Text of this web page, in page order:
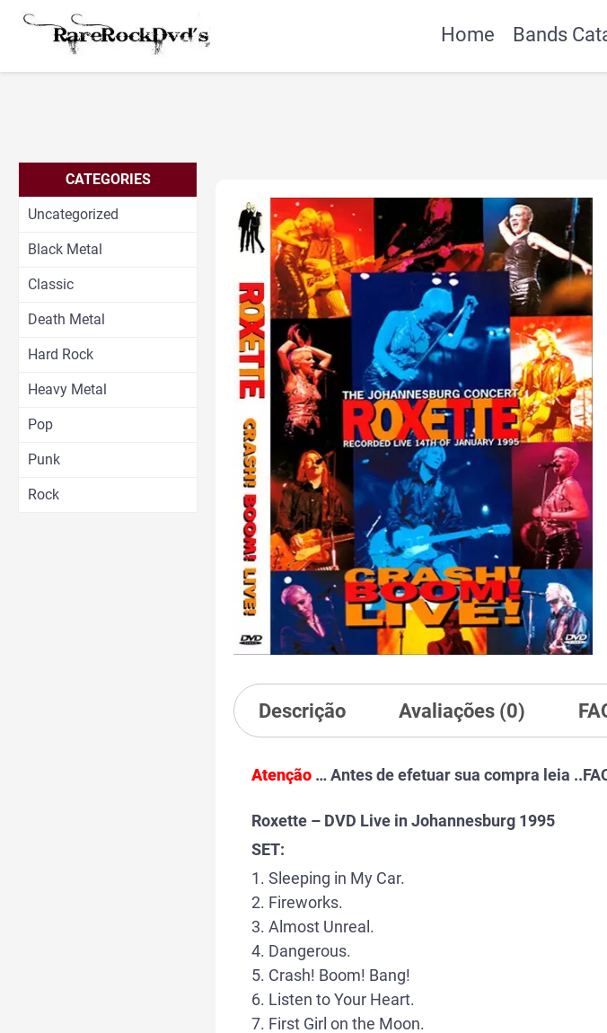
Home Bands
CATEGORIES
Uncategorized
Black Metal
Classic
Death Metal
Hard Rock
Heavy Metal
Pop
Punk
Rock
Descrição Avaliações (0)
Atenção … Antes de efetuar sua compra leia
Roxette – DVD Live in Johannesburg 1995
SET:
1. Sleeping in My Car.
2. Fireworks.
3. Almost Unreal.
4. Dangerous.
5. Crash! Boom! Bang!
6. Listen to Your Heart.
7. First Girl on the Moon.